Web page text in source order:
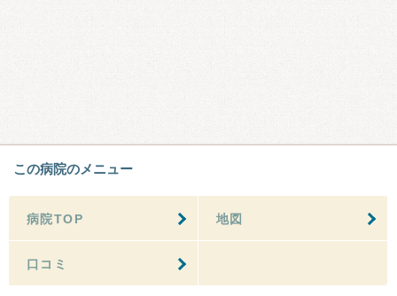
この病院のメニュー
病院TOP 地図
口コミ